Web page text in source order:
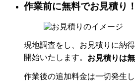
作業前に無料でお見積り！
現地調査をし、お見積りに納
開始いたします。 お見積りは
作業後の追加料金は一切発生